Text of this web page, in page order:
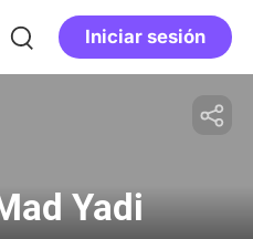
Iniciar sesión
Yadi